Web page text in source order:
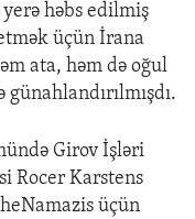
həbs edilmiş
üçün İrana
ata, həm də oğul
Girov İşləri
Rocer Karstens
üçün